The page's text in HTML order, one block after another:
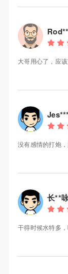
大哥用心了，应
没有感情的打炮
长**
干得时候水特多